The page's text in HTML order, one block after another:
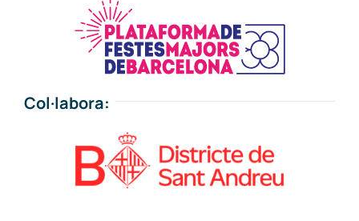
Col·labora: